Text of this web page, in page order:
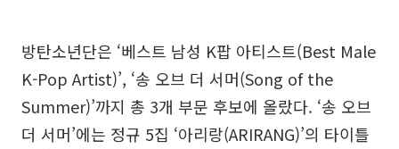
방탄소년단은 ‘베스트 남성 K팝 아티스트(Best Male
K-Pop Artist)’, ‘송 오브 더 서머(Song of the
Summer)’까지 총 3개 부문 후보에 올랐다. ‘송 오브
더 서머’에는 정규 5집 ‘아리랑(ARIRANG)’의 타이틀